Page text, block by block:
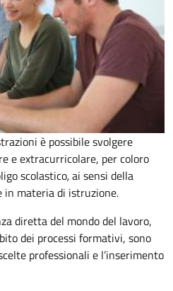
è possibile svolgere
e extracurricolare, per coloro
scolastico,ai sensi della
in materia di istruzione.
diretta del mondo del lavoro,
dei processi formativi, sono
professionali e l’inserimento